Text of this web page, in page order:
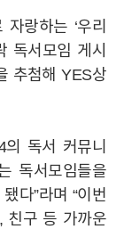
랑하는 ‘우리
독서모임 게시
추첨해 YES상
의 독서 커뮤니
독서모임들을
다”라며 “이번
친구 등 가까운